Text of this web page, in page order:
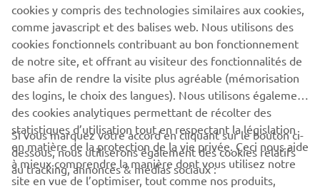
SITE OFFICIEL DE CAPELLI
CORPORATE
BUSINESS
cookies y compris des technologies similaires aux cookies,
comme javascript et des balises web. Nous utilisons des
cookies fonctionnels contribuant au bon fonctionnement
de notre site, et offrant au visiteur des fonctionnalités de
base afin de rendre la visite plus agréable (mémorisation
des logins, le choix des langues). Nous utilisons également
des cookies analytiques permettant de récolter des
statistiques d’utilisation tout en respectant la législation
en matière de la protection de la vie privée. Ceci nous aide
à mieux comprendre la manière dont vous utilisez notre
site en vue de l’optimiser, tout comme nos produits,
Si vous marquez votre accord en cliquant sur le bouton ci-
dessous, nous utiliserons également des cookies relatifs
au tracking, annonces & médias sociaux :